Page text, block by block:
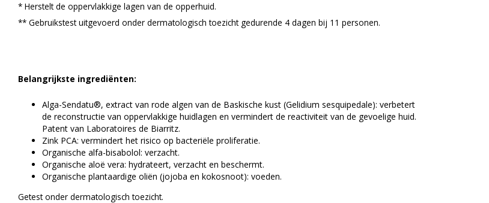
* Herstelt de oppervlakkige lagen van de opperhuid.
** Gebruikstest uitgevoerd onder dermatologisch toezicht gedurende 4 dagen bij 11 personen.
Belangrijkste ingrediënten:
Alga-Sendatu®, extract van rode algen van de Baskische kust (Gelidium sesquipedale): verbetert
de reconstructie van oppervlakkige huidlagen en vermindert de reactiviteit van de gevoelige huid.
Patent van Laboratoires de Biarritz.
Zink PCA: vermindert het risico op bacteriële proliferatie.
Organische alfa-bisabolol: verzacht.
Organische aloë vera: hydrateert, verzacht en beschermt.
Organische plantaardige oliën (jojoba en kokosnoot): voeden.
Getest onder dermatologisch toezicht.